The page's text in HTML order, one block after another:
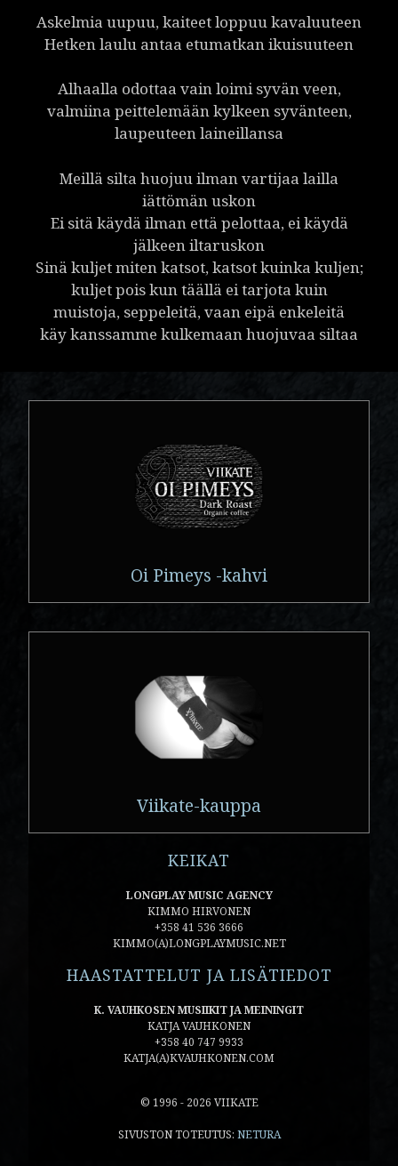
Askelmia uupuu, kaiteet loppuu kavaluuteen
Hetken laulu antaa etumatkan ikuisuuteen
Alhaalla odottaa vain loimi syvän veen,
valmiina peittelemään kylkeen syvänteen,
laupeuteen laineillansa
Meillä silta huojuu ilman vartijaa lailla
iättömän uskon
Ei sitä käydä ilman että pelottaa, ei käydä
jälkeen iltaruskon
Sinä kuljet miten katsot, katsot kuinka kuljen;
kuljet pois kun täällä ei tarjota kuin
muistoja, seppeleitä, vaan eipä enkeleitä
käy kanssamme kulkemaan huojuvaa siltaa
Oi Pimeys -kahvi
Viikate-kauppa
KEIKAT
LONGPLAY MUSIC AGENCY
KIMMO HIRVONEN
+358 41 536 3666
KIMMO(A)LONGPLAYMUSIC.NET
HAASTATTELUT JA LISÄTIEDOT
K. VAUHKOSEN MUSIIKIT JA MEININGIT
KATJA VAUHKONEN
+358 40 747 9933
KATJA(A)KVAUHKONEN.COM
© 1996 - 2026 VIIKATE
SIVUSTON TOTEUTUS: NETURA